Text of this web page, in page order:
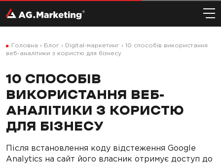
Головна › Блог › Digital-маркетинг › 10 способів використання
веб-аналітики з користю для бізнесу
10 СПОСОБІВ
ВИКОРИСТАННЯ ВЕБ-
АНАЛІТИКИ З КОРИСТЮ
ДЛЯ БІЗНЕСУ
Після встановлення коду відстеження Google
Analytics на сайт його власник отримує доступ до